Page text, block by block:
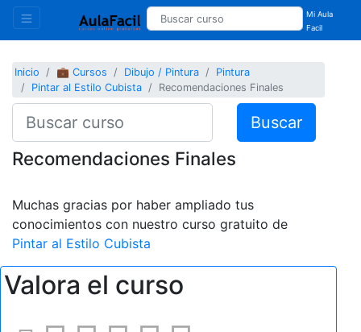
Mi Aula
Facil
Inicio 💼 Cursos Dibujo / Pintura
Pintura
Pintar al Estilo Cubista
Recomendaciones Finales
Buscar
Recomendaciones Finales
Muchas gracias por haber ampliado tus
conocimientos con nuestro curso gratuito de
Pintar al Estilo Cubista
Valora el curso